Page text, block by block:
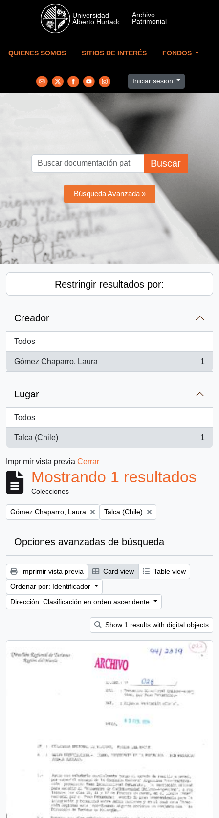
Skip to main content
QUIENES SOMOS SITIOS DE INTERÉS FONDOS
Iniciar sesión
Buscar
Búsqueda Avanzada »
Restringir resultados por:
Creador
Todos
Gómez Chaparro, Laura
, 1 resultados
1
Lugar
Todos
Talca (Chile)
, 1 resultados
1
Imprimir vista previa Cerrar
Mostrando 1 resultados
Colecciones
Remove filter:
Gómez Chaparro, Laura Remove filter:
Talca (Chile)
Opciones avanzadas de búsqueda
Imprimir vista previa Card view
Table view
Ordenar por: Identificador
Dirección: Clasificación en orden ascendente
Show 1 results with digital objects